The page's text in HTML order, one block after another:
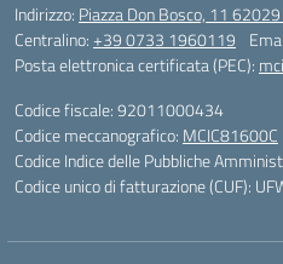
Indirizzo: Piazza Don Bosco, 11
Centralino:+39 0733 1960119
Posta elettronica certificata (PEC):
Codice fiscale: 92011000434
Codice meccanografico: MCIC81600C
Codice Indice delle Pubbliche
Codice unico di fatturazione (CUF):